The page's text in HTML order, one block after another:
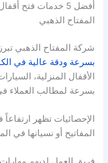
أفضل 5 خدمات فتح
المفتاح الذهبي
شركة المفتاح الذهبي
بسرعة ودقة عالية في
الأقفال المنزلية،
بسرعة لمطالب العملاء
الإحصائيات تظهر
المفاتيح أو نسيانها في